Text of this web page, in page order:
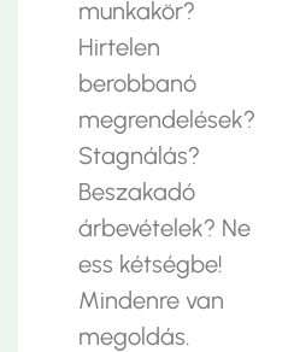
munkakör?
Hirtelen
berobbanó
megrendelések?
Stagnálás?
Beszakadó
árbevételek? Ne
ess kétségbe!
Mindenre van
megoldás.